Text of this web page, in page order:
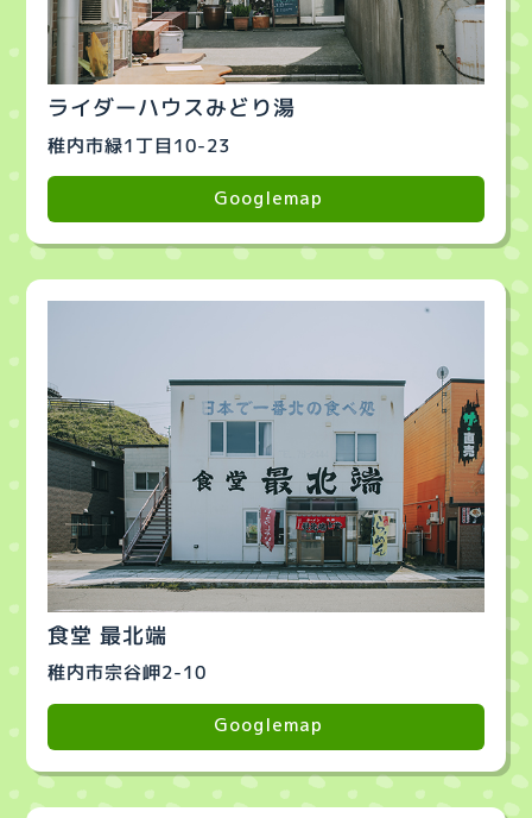
ライダーハウスみどり湯
稚内市緑1丁目10-23
Googlemap
食堂 最北端
稚内市宗谷岬2-10
Googlemap